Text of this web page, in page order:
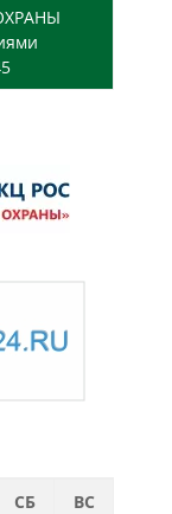
СБ
ВС